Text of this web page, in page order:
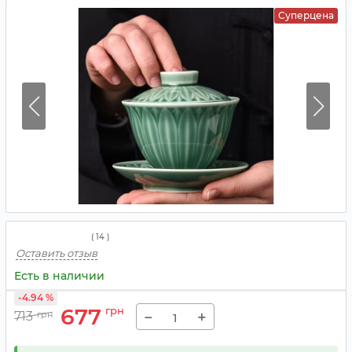
Суперцена
( 14 )
Оставить отзыв
Есть в наличии
713 грн 677 грн
-4.94 %
− +